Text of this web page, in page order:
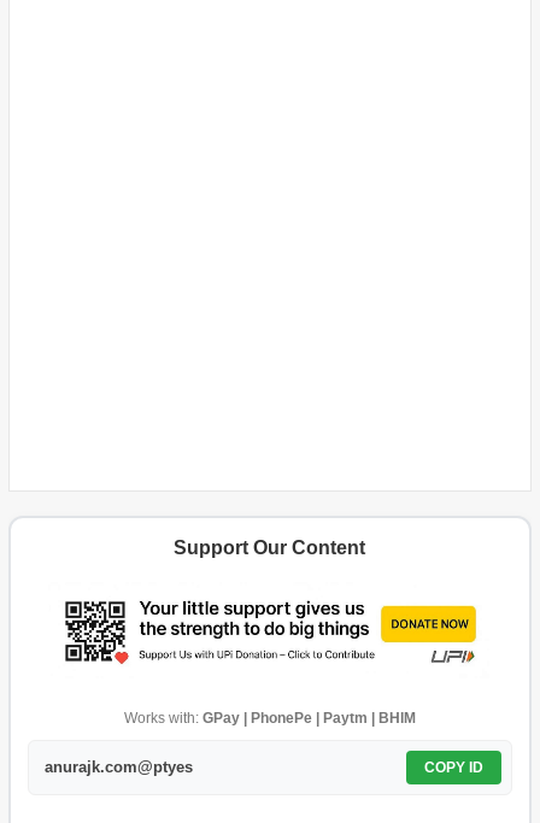
Support Our Content
Works with: GPay | PhonePe | Paytm | BHIM
anurajk.com@ptyes COPY ID